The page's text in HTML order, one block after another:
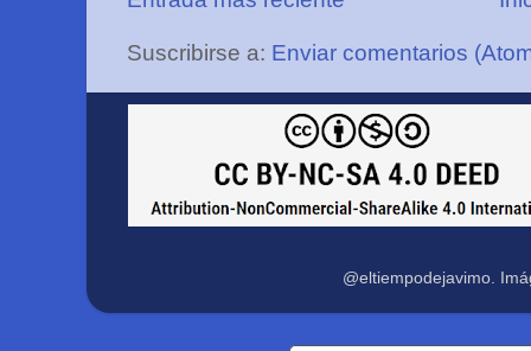
Suscribirse a: Enviar comentarios
@eltiempodejavimo.